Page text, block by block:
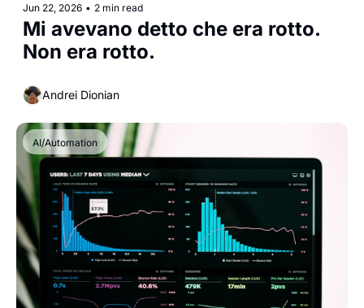
Jun 22, 2026 • 2 min read
Mi avevano detto che era rotto.
Non era rotto.
Andrei Dionian
AI/Automation